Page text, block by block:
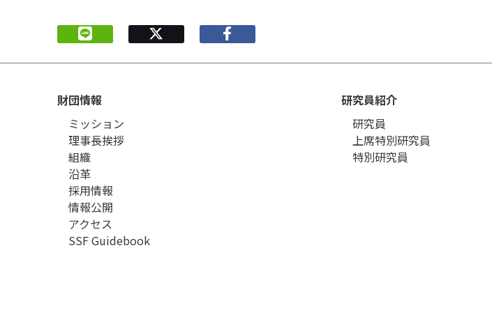
財団情報
ミッション
理事長挨拶
組織
沿革
採用情報
情報公開
アクセス
SSF Guidebook
研究員紹介
研究員
上席特別研究員
特別研究員